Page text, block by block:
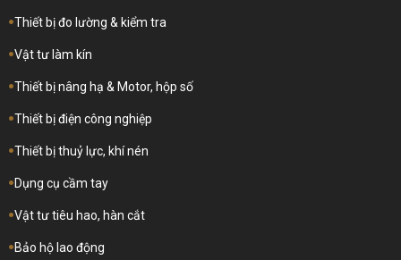
Thiết bị đo lường & kiểm tra
Vật tư làm kín
Thiết bị nâng hạ & Motor, hộp số
Thiết bị điện công nghiệp
Thiết bị thuỷ lực, khí nén
Dụng cụ cầm tay
Vật tư tiêu hao, hàn cắt
Bảo hộ lao động